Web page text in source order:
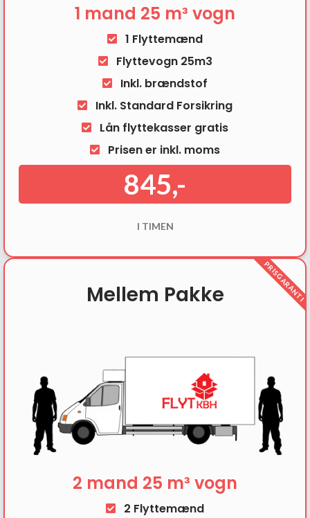
1 mand 25 m³ vogn
1 Flyttemænd
Flyttevogn 25m3
Inkl. brændstof
Inkl. Standard Forsikring
Lån flyttekasser gratis
Prisen er inkl. moms
845,-
I TIMEN
PRISGARANTI
Mellem Pakke
2 mand 25 m³ vogn
2 Flyttemænd